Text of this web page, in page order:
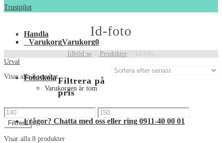
Handla
Fotoskola
Frågor? Chatta med oss eller ring 0911-40 00 01
VarukorgVarukorg0
Varukorgen är tom.
Id-foto
Urval
Visar alla 8 resultatFiltrera
Min
pris
Max
Visar alla 8 produkter